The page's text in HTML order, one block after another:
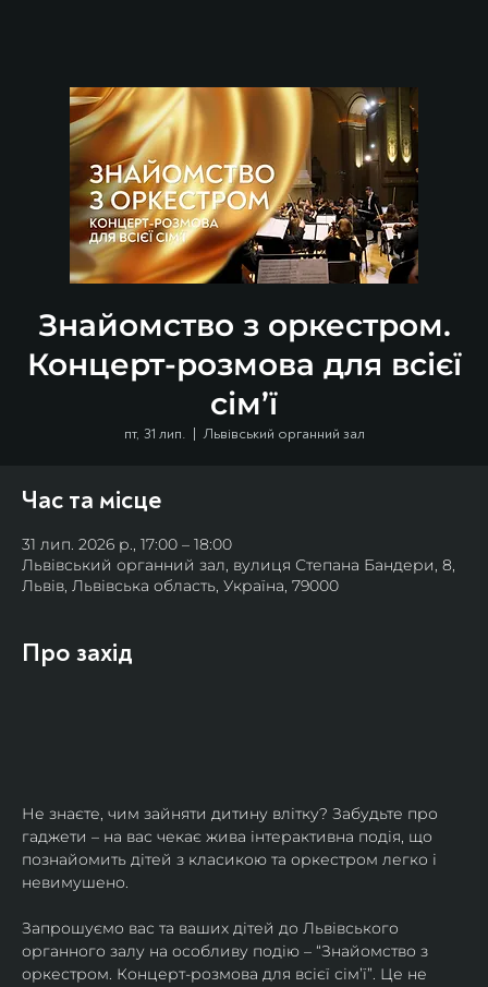
Знайомство з оркестром.
Концерт-розмова для всієї
сім’ї
пт, 31 лип.
  |
Львівський органний зал
Час та місце
31 лип. 2026 р., 17:00 – 18:00
Львівський органний зал, вулиця Степана Бандери, 8,
Львів, Львівська область, Україна, 79000
Про захід
Не знаєте, чим зайняти дитину влітку? Забудьте про
гаджети – на вас чекає жива інтерактивна подія, що
познайомить дітей з класикою та оркестром легко і
невимушено.
​Запрошуємо вас та ваших дітей до Львівського
органного залу на особливу подію – “Знайомство з
оркестром. Концерт-розмова для всієї сім’ї”. Це не